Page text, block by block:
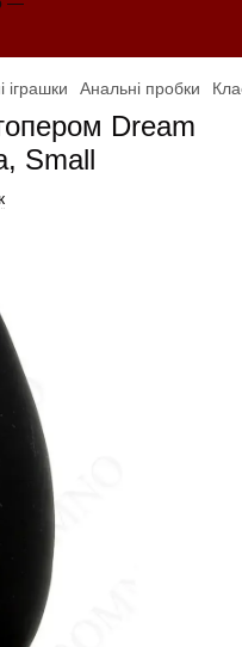
іграшки Анальні пробки
Dream
Small